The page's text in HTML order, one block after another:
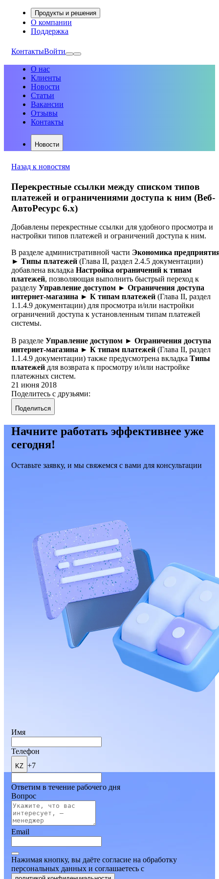
Продукты и решения
О компании
Поддержка
КонтактыВойти
О нас
Клиенты
Новости
Статьи
Вакансии
Отзывы
Контакты
Новости
Назад к новостям
Перекрестные ссылки между списком типов
платежей и ограничениями доступа к ним (Веб-
АвтоРесурс 6.х)
Добавлены перекрестные ссылки для удобного просмотра и
настройки типов платежей и ограничений доступа к ним.
В разделе административной части Экономика
► Типы платежей (Глава II, раздел 2.4.5 документации)
добавлена вкладка Настройка ограничений к типам
платежей, позволяющая выполнить быстрый переход к
разделу Управление доступом ► Ограничения доступа
интернет-магазина ► К типам платежей (Глава II, раздел
1.1.4.9 документации) для просмотра и/или настройки
ограничений доступа к установленным типам платежей
системы.
В разделе Управление доступом ► Ограничения доступа
интернет-магазина ► К типам платежей (Глава II, раздел
1.1.4.9 документации) также предусмотрена вкладка Типы
платежей для возврата к просмотру и/или настройке
платежных систем.
21 июня 2018
Поделитесь с друзьями:
Поделиться
Начните работать эффективнее уже
сегодня!
Оставьте заявку, и мы свяжемся с вами для консультации
Имя
Телефон
KZ +7
Ответим в течение рабочего дня
Вопрос
Email
Нажимая кнопку, вы даёте согласие на обработку
персональных данных и соглашаетесь c